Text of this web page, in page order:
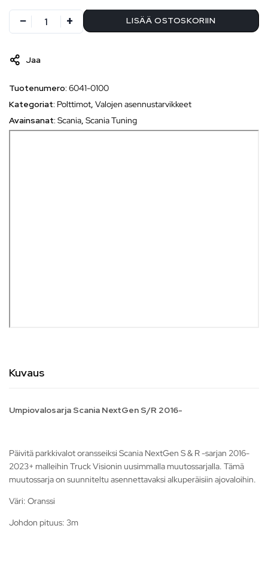
LISÄÄ OSTOSKORIIN
Jaa
Tuotenumero: 6041-0100
Kategoriat: Polttimot, Valojen asennustarvikkeet
Avainsanat: Scania, Scania Tuning
Kuvaus
Umpiovalosarja Scania NextGen S/R 2016-
Päivitä parkkivalot oransseiksi Scania NextGen S & R -sarjan 2016-
2023+ malleihin Truck Visionin uusimmalla muutossarjalla. Tämä
muutossarja on suunniteltu asennettavaksi alkuperäisiin ajovaloihin.
Väri: Oranssi
Johdon pituus: 3m